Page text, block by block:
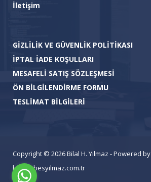
İletişim
GİZLİLİK VE GÜVENLİK POLİTİKASI
İPTAL İADE KOŞULLARI
MESAFELİ SATIŞ SÖZLEŞMESİ
ÖN BİLGİLENDİRME FORMU
TESLİMAT BİLGİLERİ
Copyright © 2026 Bilal H. Yılmaz - Powered by
bilalhabesyilmaz.com.tr